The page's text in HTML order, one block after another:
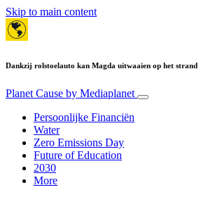
Skip to main content
Dankzij rolstoelauto kan Magda uitwaaien op het strand
Planet Cause by Mediaplanet
Persoonlijke Financiën
Water
Zero Emissions Day
Future of Education
2030
More